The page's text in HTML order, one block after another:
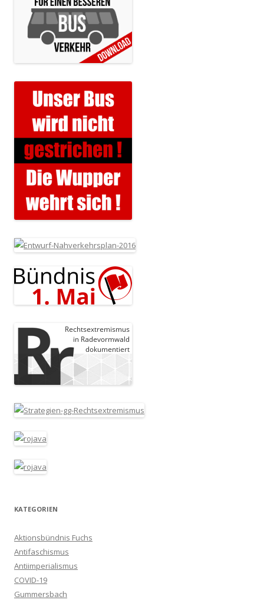
KATEGORIEN
Aktionsbündnis Fuchs
Antifaschismus
Antiimperialismus
COVID-19
Gummersbach